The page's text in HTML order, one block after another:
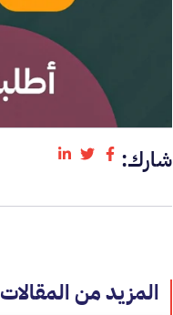
شارك:
المزيد من المقالات